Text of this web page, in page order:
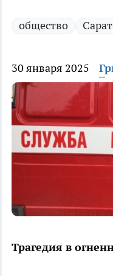
общество
30 января 2025
Трагедия в